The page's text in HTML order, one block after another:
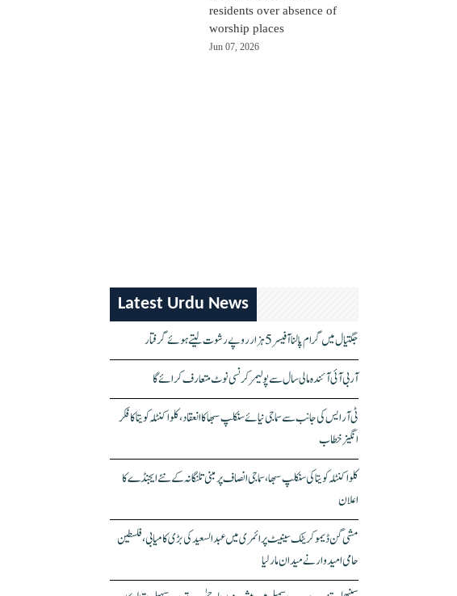
residents over absence of
worship places
Jun 07, 2026
Latest Urdu News
جگتیال میں گرام پالنا آفیسر 5 ہزار روپے رشوت لیتے ہوئے گرفتار
آر بی آئی آئندہ مالی سال سے پولیمر کرنسی نوٹ متعارف کرائے گا
ٹی آر ایس کی جانب سے سماجی نیائے سنکلپ سبھا کا انعقاد، کلواکنٹلہ کویتا کا فکر
انگیز خطاب
کلواکنٹلہ کویتا کی سنکلپ سبھا، سماجی انصاف پر مبنی تلنگانہ کے نئے ایجنڈے کا
اعلان
مشی گن ڈیموکریٹک سینیٹ پرائمری میں عبدالسعید کی بڑی کامیابی، فلسطین
حامی امیدوار نے میدان مار لیا